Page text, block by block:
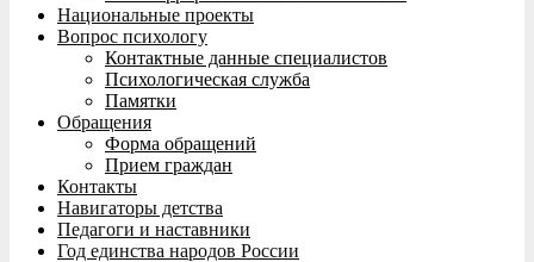
Национальные проекты
Вопрос психологу
Контактные данные специалистов
Психологическая служба
Памятки
Обращения
Форма обращений
Прием граждан
Контакты
Навигаторы детства
Педагоги и наставники
Год единства народов России